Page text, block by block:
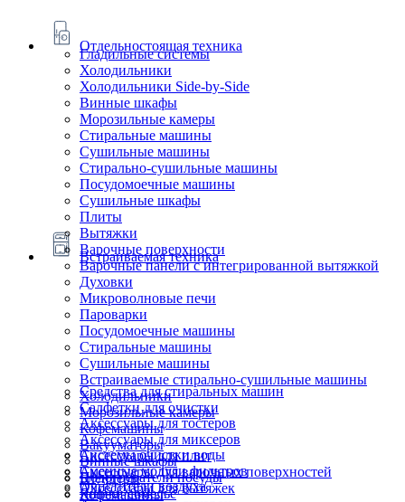
Отдельностоящая техника
Гладильные системы
Холодильники
Холодильники Side-by-Side
Винные шкафы
Морозильные камеры
Стиральные машины
Сушильные машины
Стирально-сушильные машины
Посудомоечные машины
Сушильные шкафы
Плиты
Встраиваемая техника
Вытяжки
Варочные поверхности
Варочные панели с интегрированной вытяжкой
Духовки
Микроволновые печи
Пароварки
Посудомоечные машины
Стиральные машины
Сушильные машины
Встраиваемые стирально-сушильные машины
Холодильники
Морозильные камеры
Кофемашины
Вакууматоры
Винные шкафы
Подогреватели посуды
Ящики сомелье
Блендеры
Кофемашины
Очистители воздуха
Системы очистки воды
Сменные модули фильтров
Аксессуары для тостеров
Аксессуары для миксеров
Аксессуары для плит
Аксессуары для варочных поверхностей
Аксессуары для вытяжек
Средства для стиральных машин
Салфетки для очистки